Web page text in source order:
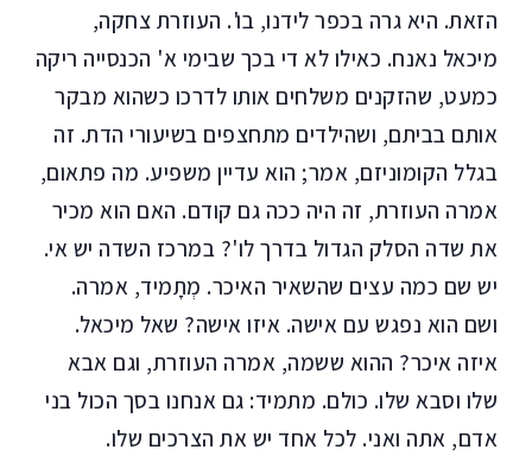
הזאת. היא גרה בכפר לידנו, בו'. העוזרת צחקה,
מיכאל נאנח. כאילו לא די בכך שבימי א' הכנסייה ריקה
כמעט, שהזקנים משלחים אותו לדרכו כשהוא מבקר
אותם בביתם, ושהילדים מתחצפים בשיעורי הדת. זה
בגלל הקומוניזם, אמר; הוא עדיין משפיע. מה פתאום,
אמרה העוזרת, זה היה ככה גם קודם. האם הוא מכיר
את שדה הסלק הגדול בדרך לו'? במרכז השדה יש אי.
יש שם כמה עצים שהשאיר האיכר. מְתָמיד, אמרה.
ושם הוא נפגש עם אישה. איזו אישה? שאל מיכאל.
איזה איכר? ההוא ששמה, אמרה העוזרת, וגם אבא
שלו וסבא שלו. כולם. מתמיד: גם אנחנו בסך הכול בני
אדם, אתה ואני. לכל אחד יש את הצרכים שלו.